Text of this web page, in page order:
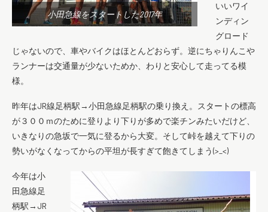
小田急線をスタートした2017年
いいワイ
ンディン
グロード
じゃないので、車やバイクはほとんどおらず。逆にちゃりんこや
ランナーは交通量が少ないためか、わりと安心して走ってる模
様。
昨年はJR線足柄駅→小田急線足柄駅の乗り換え。スタートの標高
が３００ｍのために登りより下りが多めで楽チンみたいだけど、
いきなりの急坂で一気に登るから大変。そして峠を越えて下りの
勢いがなくなってからの平坦が長すぎて飽きてしまう(>_<)
今年は小
田急線足
柄駅→JR